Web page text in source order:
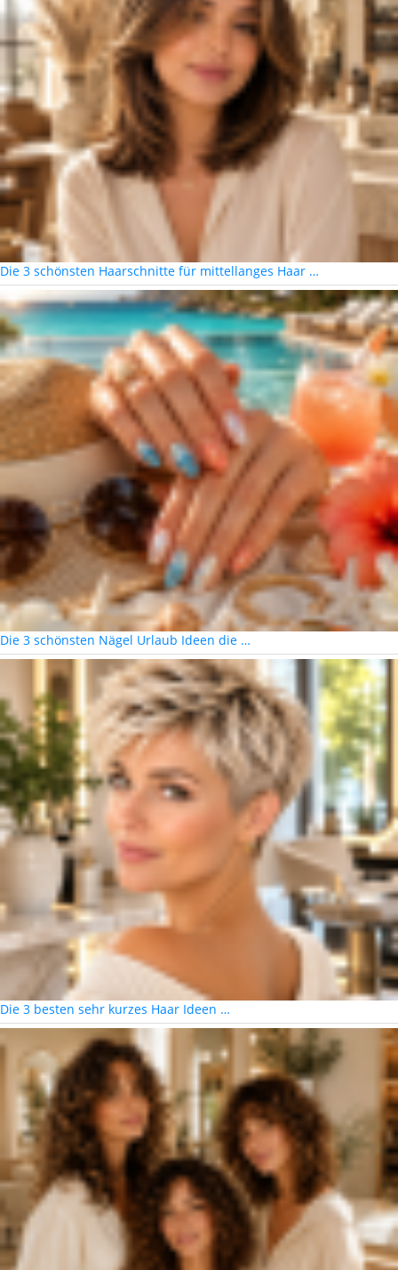
Die 3 schönsten Haarschnitte für mittellanges Haar …
Die 3 schönsten Nägel Urlaub Ideen die …
Die 3 besten sehr kurzes Haar Ideen …